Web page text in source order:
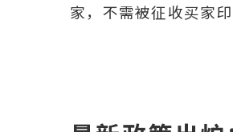
家，不需被征收买家印